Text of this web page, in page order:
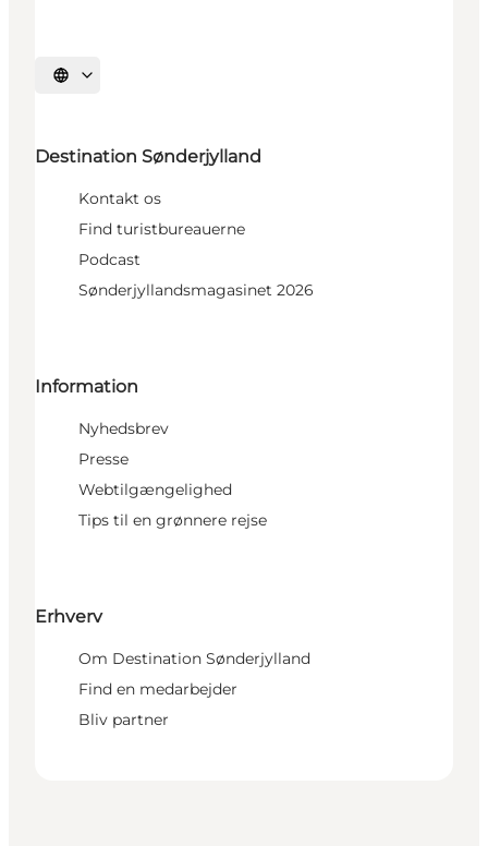
Vælg sprog
Destination Sønderjylland
Kontakt os
Find turistbureauerne
Podcast
Sønderjyllandsmagasinet 2026
Information
Nyhedsbrev
Presse
Webtilgængelighed
Tips til en grønnere rejse
Erhverv
Om Destination Sønderjylland
Find en medarbejder
Bliv partner